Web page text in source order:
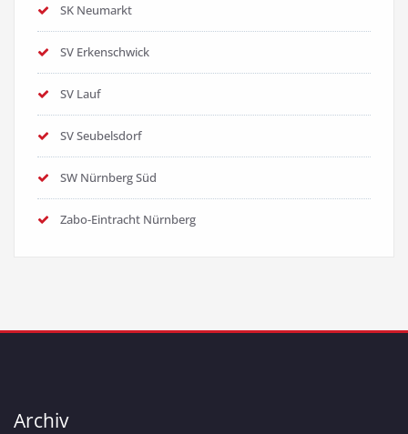
SK Neumarkt
SV Erkenschwick
SV Lauf
SV Seubelsdorf
SW Nürnberg Süd
Zabo-Eintracht Nürnberg
Archiv